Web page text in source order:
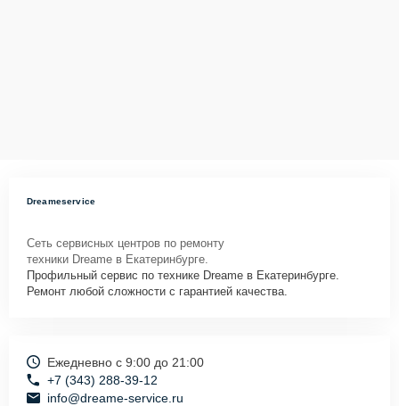
Dreameservice
Сеть сервисных центров по ремонту
техники Dreame в Екатеринбурге.
Профильный сервис по технике Dreame в Екатеринбурге.
Ремонт любой сложности с гарантией качества.
Ежедневно с 9:00 до 21:00
+7 (343) 288-39-12
info@dreame-service.ru